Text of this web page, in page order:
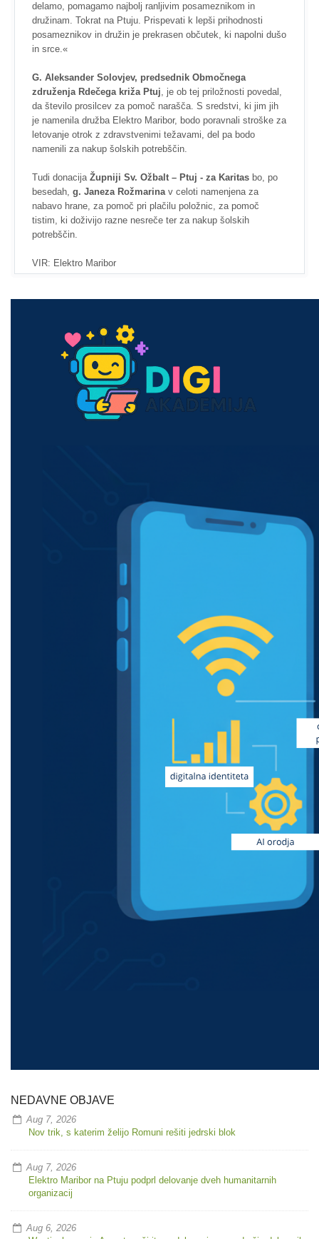
delamo, pomagamo najbolj ranljivim posameznikom in
družinam. Tokrat na Ptuju. Prispevati k lepši prihodnosti
posameznikov in družin je prekrasen občutek, ki napolni dušo
in srce.«
G. Aleksander Solovjev, predsednik Območnega
združenja Rdečega križa Ptuj, je ob tej priložnosti povedal,
da število prosilcev za pomoč narašča. S sredstvi, ki jim jih
je namenila družba Elektro Maribor, bodo poravnali stroške za
letovanje otrok z zdravstvenimi težavami, del pa bodo
namenili za nakup šolskih potrebščin.
Tudi donacija Župniji Sv. Ožbalt – Ptuj - za Karitas bo, po
besedah, g. Janeza Rožmarinav celoti namenjena za
nabavo hrane, za pomoč pri plačilu položnic, za pomoč
tistim, ki doživijo razne nesreče ter za nakup šolskih
potrebščin.
VIR: Elektro Maribor
NEDAVNE OBJAVE
Aug 7, 2026
Nov trik, s katerim želijo Romuni rešiti jedrski blok
Aug 7, 2026
Elektro Maribor na Ptuju podprl delovanje dveh humanitarnih
organizacij
Aug 6, 2026